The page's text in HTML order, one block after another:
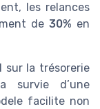
les relances
de 30% en
sur la trésorerie
survie d’une
facilite non